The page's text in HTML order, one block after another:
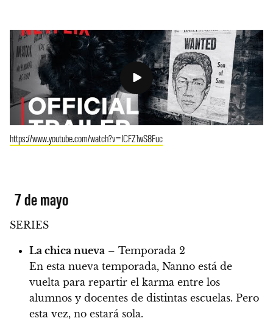
https://www.youtube.com/watch?v=ICFZ1wS8Fuc
7 de mayo
SERIES
La chica nueva – Temporada 2
En esta nueva temporada, Nanno está de
vuelta para repartir el karma entre los
alumnos y docentes de distintas escuelas. Pero
esta vez, no estará sola.